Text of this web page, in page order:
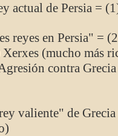
Persia = (1)
reyes en Persia" =
(mucho más
contra
de Grecia =